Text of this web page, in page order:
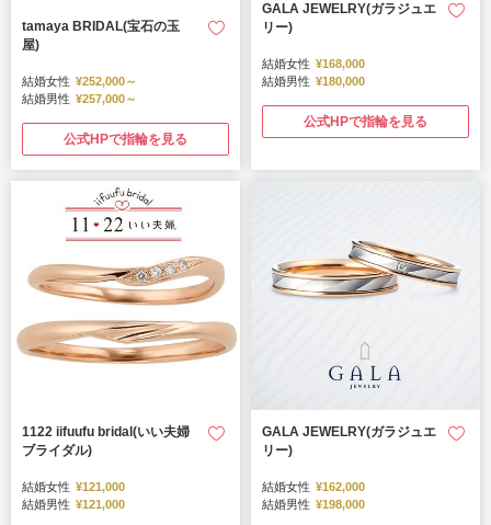
tamaya BRIDAL(宝石の玉
屋)
結婚女性 ¥252,000～
結婚男性 ¥257,000～
公式HPで指輪を見る
GALA JEWELRY(ガラジュエ
リー)
結婚女性 ¥168,000
結婚男性 ¥180,000
公式HPで指輪を見る
1122 iifuufu bridal(いい夫婦
ブライダル)
結婚女性 ¥121,000
結婚男性 ¥121,000
GALA JEWELRY(ガラジュエ
リー)
結婚女性 ¥162,000
結婚男性 ¥198,000